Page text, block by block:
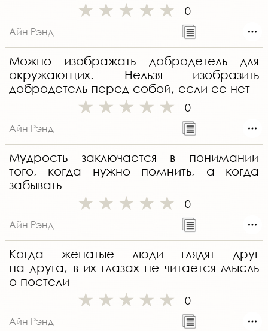
0
Айн Рэнд
Можно изображать добродетель для
окружающих. Нельзя изобразить
добродетель перед собой, если ее нет
0
Айн Рэнд
Мудрость заключается в понимании
того, когда нужно помнить, а когда
забывать
0
Айн Рэнд
Когда женатые люди глядят друг
на друга, в их глазах не читается мысль
о постели
0
Айн Рэнд